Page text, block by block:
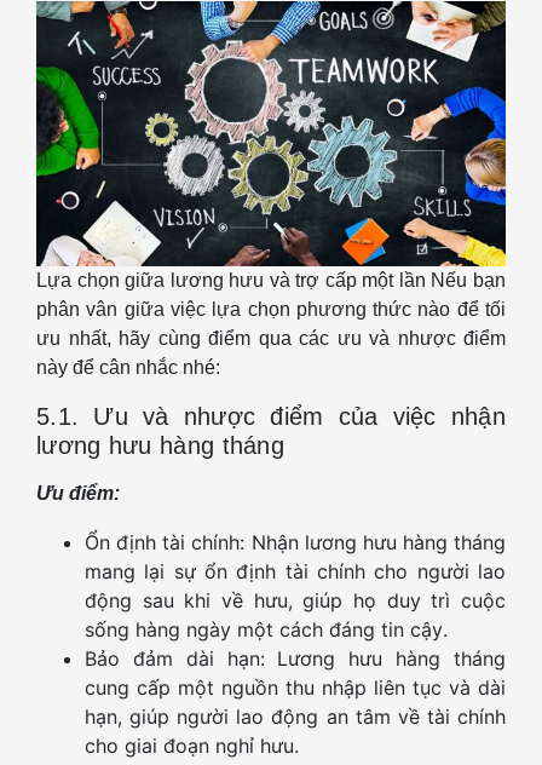
Lựa chọn giữa lương hưu và trợ cấp một lần Nếu bạn
phân vân giữa việc lựa chọn phương thức nào để tối
ưu nhất, hãy cùng điểm qua các ưu và nhược điểm
này để cân nhắc nhé:
5.1. Ưu và nhược điểm của việc nhận
lương hưu hàng tháng
Ưu điểm:
Ổn định tài chính: Nhận lương hưu hàng tháng
mang lại sự ổn định tài chính cho người lao
động sau khi về hưu, giúp họ duy trì cuộc
sống hàng ngày một cách đáng tin cậy.
Bảo đảm dài hạn: Lương hưu hàng tháng
cung cấp một nguồn thu nhập liên tục và dài
hạn, giúp người lao động an tâm về tài chính
cho giai đoạn nghỉ hưu.